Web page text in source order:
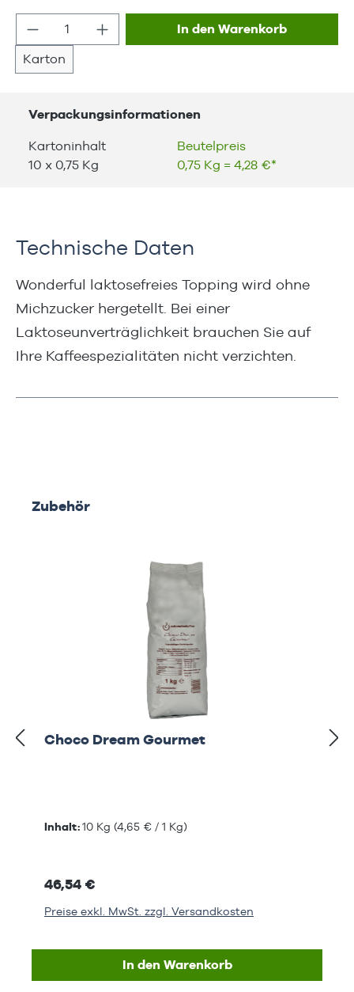
Produkt Anzahl: Gib den
Karton
In den Warenkorb
Verpackungsinformationen
Kartoninhalt
10 x 0,75 Kg
Beutelpreis
0,75 Kg = 4,28 €*
Technische Daten
Wonderful laktosefreies Topping wird ohne
Michzucker hergetellt. Bei einer
Laktoseunverträglichkeit brauchen Sie auf
Ihre Kaffeespezialitäten nicht verzichten.
Produktgalerie überspringen
Zubehör
Choco Dream Gourmet
Inhalt:10 Kg (4,65 € / 1 Kg)
46,54 €
Preise exkl. MwSt. zzgl. Versandkosten
In den Warenkorb